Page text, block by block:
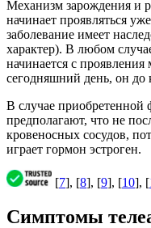
Механизм зарождения и
начинает проявляться
заболевание имеет
характер). В любом
начинается с
сегодняшний день, он до
В случае приобретенной
предполагают, что не
кровеносных сосудов,
играет гормон эстроген.
[7], [8], [9], [10], [
Симптомы